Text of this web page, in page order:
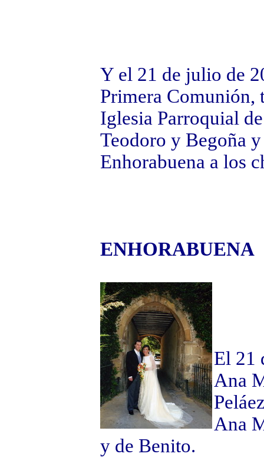
Y el 21 de julio de
Primera Comunión,
Iglesia Parroquial
Teodoro y Begoña
Enhorabuena a los
ENHORABUENA
El 21
Ana
Ana
y de Benito.